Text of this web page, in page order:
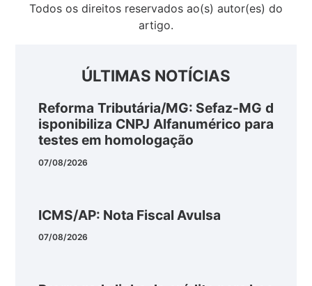
Todos os direitos reservados ao(s) autor(es) do
artigo.
ÚLTIMAS NOTÍCIAS
Reforma Tributária/MG: Sefaz-MG d
isponibiliza CNPJ Alfanumérico para
testes em homologação
07/08/2026
ICMS/AP: Nota Fiscal Avulsa
07/08/2026